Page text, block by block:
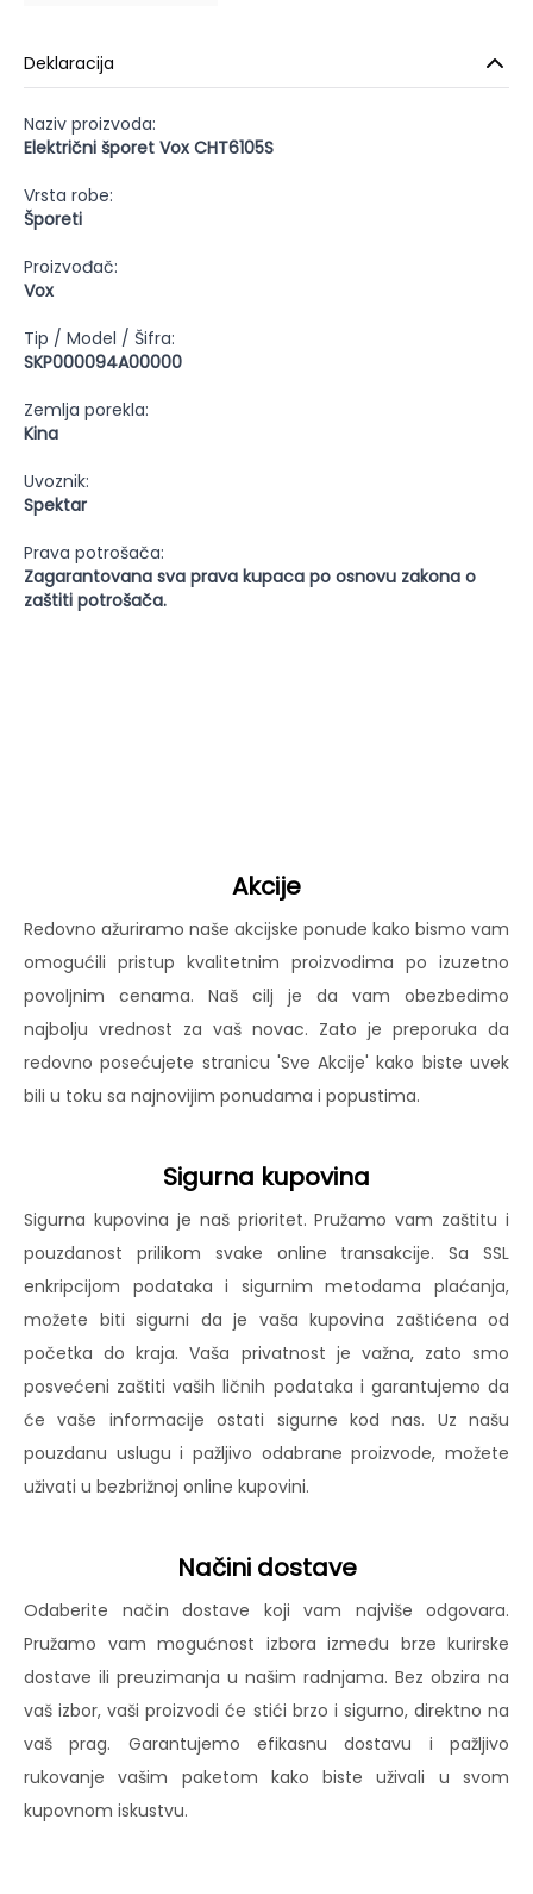
Deklaracija
Naziv proizvoda:
Električni šporet Vox CHT6105S
Vrsta robe:
Šporeti
Proizvođač:
Vox
Tip / Model / Šifra:
SKP000094A00000
Zemlja porekla:
Kina
Uvoznik:
Spektar
Prava potrošača:
Zagarantovana sva prava kupaca po osnovu zakona o
zaštiti potrošača.
Akcije
Redovno ažuriramo naše akcijske ponude kako bismo vam
omogućili pristup kvalitetnim proizvodima po izuzetno
povoljnim cenama. Naš cilj je da vam obezbedimo
najbolju vrednost za vaš novac. Zato je preporuka da
redovno posećujete stranicu 'Sve Akcije' kako biste uvek
bili u toku sa najnovijim ponudama i popustima.
Sigurna kupovina
Sigurna kupovina je naš prioritet. Pružamo vam zaštitu i
pouzdanost prilikom svake online transakcije. Sa SSL
enkripcijom podataka i sigurnim metodama plaćanja,
možete biti sigurni da je vaša kupovina zaštićena od
početka do kraja. Vaša privatnost je važna, zato smo
posvećeni zaštiti vaših ličnih podataka i garantujemo da
će vaše informacije ostati sigurne kod nas. Uz našu
pouzdanu uslugu i pažljivo odabrane proizvode, možete
uživati u bezbrižnoj online kupovini.
Načini dostave
Odaberite način dostave koji vam najviše odgovara.
Pružamo vam mogućnost izbora između brze kurirske
dostave ili preuzimanja u našim radnjama. Bez obzira na
vaš izbor, vaši proizvodi će stići brzo i sigurno, direktno na
vaš prag. Garantujemo efikasnu dostavu i pažljivo
rukovanje vašim paketom kako biste uživali u svom
kupovnom iskustvu.